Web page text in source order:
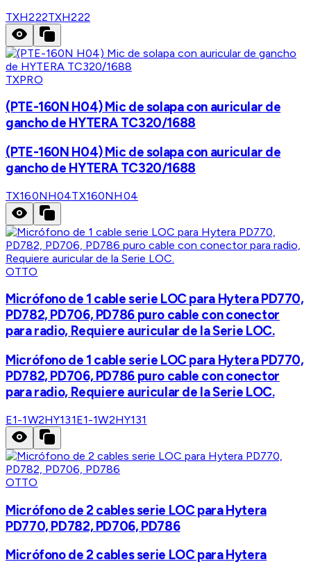
TXH222TXH222
TXPRO
(PTE-160N H04) Mic de solapa con auricular de
gancho de HYTERA TC320/1688
(PTE-160N H04) Mic de solapa con auricular de
gancho de HYTERA TC320/1688
TX160NH04TX160NH04
OTTO
Micrófono de 1 cable serie LOC para Hytera PD770,
PD782, PD706, PD786 puro cable con conector
para radio, Requiere auricular de la Serie LOC.
Micrófono de 1 cable serie LOC para Hytera PD770,
PD782, PD706, PD786 puro cable con conector
para radio, Requiere auricular de la Serie LOC.
E1-1W2HY131E1-1W2HY131
OTTO
Micrófono de 2 cables serie LOC para Hytera
PD770, PD782, PD706, PD786
Micrófono de 2 cables serie LOC para Hytera